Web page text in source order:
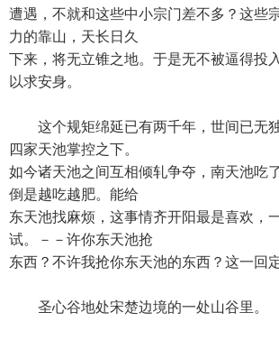
遭遇，不就和这些中小宗门差不多？这些
力的靠山，天长日久
下来，将无立锥之地。于是无不被逼得投
以求安身。
这个规矩绵延已有两千年，世间已无
四家天池掌控之下。
如今诸天池之间互相倾轧争夺，南天池吃
倒是越吃越肥。能给
东天池找麻烦，这事情齐开阳最是喜欢，
试。－－许你东天池抢
东西？不许我抢你东天池的东西？这一回
圣心谷地处宋楚边境的一处山谷里。